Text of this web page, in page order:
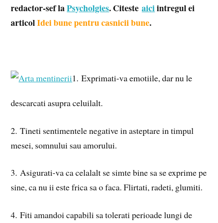
redactor-sef laPsycholgies. Citesteaiciintregul ei
articolIdei bune pentru casnicii bune.
1. Exprimati-va emotiile, dar nu le
descarcati asupra celuilalt.
2. Tineti sentimentele negative in asteptare in timpul
mesei, somnului sau amorului.
3. Asigurati-va ca celalalt se simte bine sa se exprime pe
sine, ca nu ii este frica sa o faca. Flirtati, radeti, glumiti.
4. Fiti amandoi capabili sa tolerati perioade lungi de